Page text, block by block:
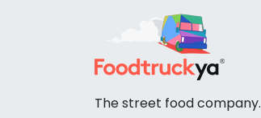
The street food company.